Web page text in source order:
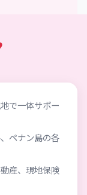
で一体サポー
ペナン島の各
産、現地保険